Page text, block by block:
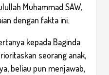
Muhammad SAW,
dengan fakta ini.
kepada Baginda
seorang anak,
beliau pun menjawab,